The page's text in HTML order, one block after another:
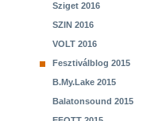
Sziget 2016
SZIN 2016
VOLT 2016
Fesztiválblog 2015
B.My.Lake 2015
Balatonsound 2015